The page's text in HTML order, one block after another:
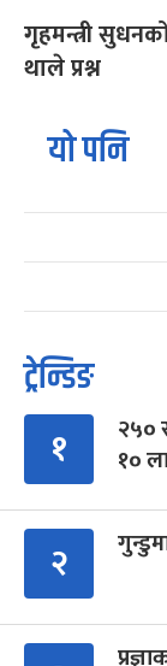
गृहमन्त्री
थाले प्रश्न
यो पनि
ट्रेन्डिङ
१
२५०
१०
२